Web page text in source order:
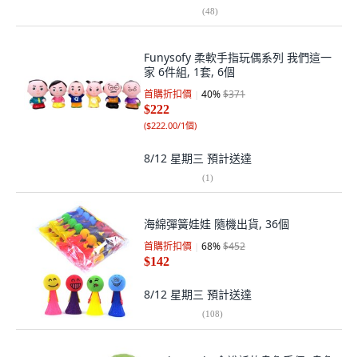
(48)
Funysofy 柔軟手指玩偶系列 我們這一
家 6件組, 1套, 6個
首購折扣價 40%$371
$222
($222.00/1個)
8/12 星期三 預計送達
(1)
海綿彈簧娃娃 隨機出貨, 36個
首購折扣價 68%$452
$142
8/12 星期三 預計送達
(108)